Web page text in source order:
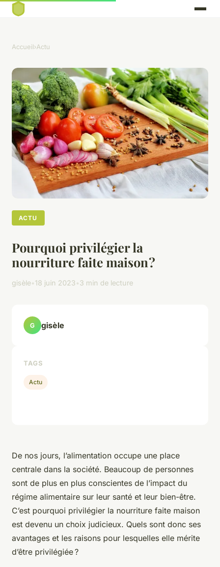
Accueil›Actu
ACTU
Pourquoi privilégier la
nourriture faite maison ?
gisèle•18 juin 2023•3 min de lecture
De nos jours, l’alimentation occupe une place
centrale dans la société. Beaucoup de personnes
sont de plus en plus conscientes de l’impact du
régime alimentaire sur leur santé et leur bien-être.
C’est pourquoi privilégier la nourriture faite maison
est devenu un choix judicieux. Quels sont donc ses
avantages et les raisons pour lesquelles elle mérite
d’être privilégiée ?
G gisèle
TAGS
Actu